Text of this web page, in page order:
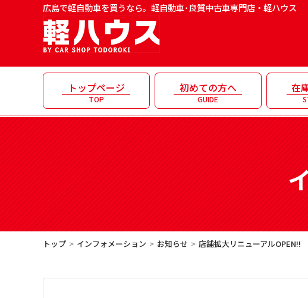
広島で軽自動車を買うなら。軽自動車･良質中古車専門店・軽ハウス
トップページ
TOP
初めての方へ
GUIDE
在
トップ インフォメーション お知らせ 店舗拡大リニューアルOPEN!!